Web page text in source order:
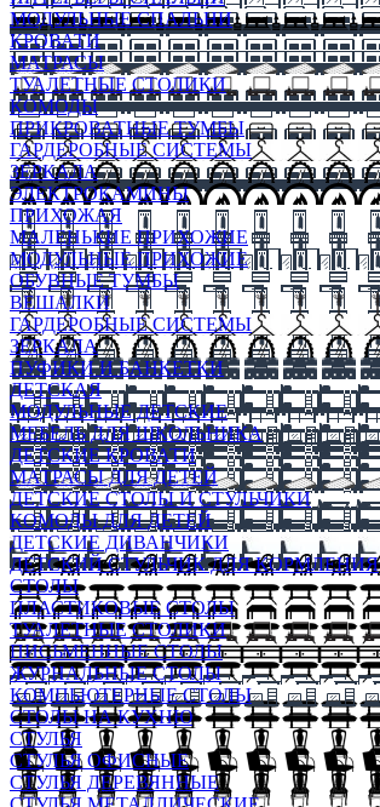
МОДУЛЬНЫЕ СПАЛЬНИ
КРОВАТИ
МАТРАСЫ
ТУАЛЕТНЫЕ СТОЛИКИ
КОМОДЫ
ПРИКРОВАТНЫЕ ТУМБЫ
ГАРДЕРОБНЫЕ СИСТЕМЫ
ЗЕРКАЛА
ЭЛЕКТРОКАМИНЫ
ПРИХОЖАЯ
МАЛЕНЬКИЕ ПРИХОЖИЕ
МОДУЛЬНЫЕ ПРИХОЖИЕ
ОБУВНЫЕ ТУМБЫ
ВЕШАЛКИ
ГАРДЕРОБНЫЕ СИСТЕМЫ
ЗЕРКАЛА
ПУФИКИ И БАНКЕТКИ
ДЕТСКАЯ
МОДУЛЬНЫЕ ДЕТСКИЕ
МЕБЕЛЬ ДЛЯ ШКОЛЬНИКА
ДЕТСКИЕ КРОВАТИ
МАТРАСЫ ДЛЯ ДЕТЕЙ
ДЕТСКИЕ СТОЛЫ И СТУЛЬЧИКИ
КОМОДЫ ДЛЯ ДЕТЕЙ
ДЕТСКИЕ ДИВАНЧИКИ
ДЕТСКИЙ СТУЛЬЧИК ДЛЯ КОРМЛЕНИЯ
СТОЛЫ
ПЛАСТИКОВЫЕ СТОЛЫ
ТУАЛЕТНЫЕ СТОЛИКИ
ПИСЬМЕННЫЕ СТОЛЫ
ЖУРНАЛЬНЫЕ СТОЛЫ
КОМПЬЮТЕРНЫЕ СТОЛЫ
СТОЛЫ НА КУХНЮ
СТУЛЬЯ
СТУЛЬЯ ОФИСНЫЕ
СТУЛЬЯ ДЕРЕВЯННЫЕ